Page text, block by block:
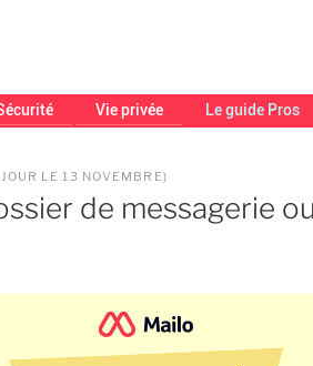
Vie privée Le guide Pros
LE 13 NOVEMBRE)
de messagerie